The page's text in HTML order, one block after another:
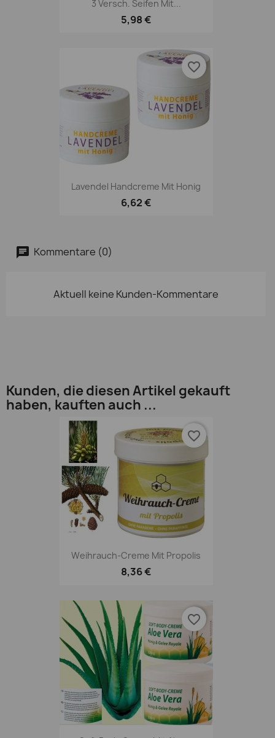
3 Versch. Seifen Mit...
5,98 €
Lavendel Handcreme Mit Honig
6,62 €
favorite_border
Kommentare (0)
Aktuell keine Kunden-Kommentare
Kunden, die diesen Artikel gekauft
haben, kauften auch ...
Weihrauch-Creme Mit Propolis
8,36 €
favorite_border
favorite_border